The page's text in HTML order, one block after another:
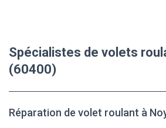
Spécialistes de volets
(60400)
Réparation de volet roulant à